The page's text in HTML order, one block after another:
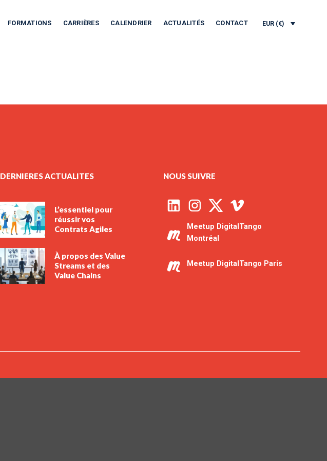
FORMATIONS CARRIÈRES CALENDRIER ACTUALITÉS CONTACT EUR (€)
DERNIERES ACTUALITES
L’essentiel pour
réussir vos
Contrats Agiles
À propos des Value
Streams et des
Value Chains
NOUS SUIVRE
Meetup DigitalTango
Montréal
Meetup DigitalTango Paris